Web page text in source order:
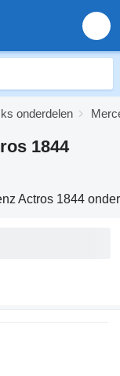
onderdelen
1844
Actros 1844